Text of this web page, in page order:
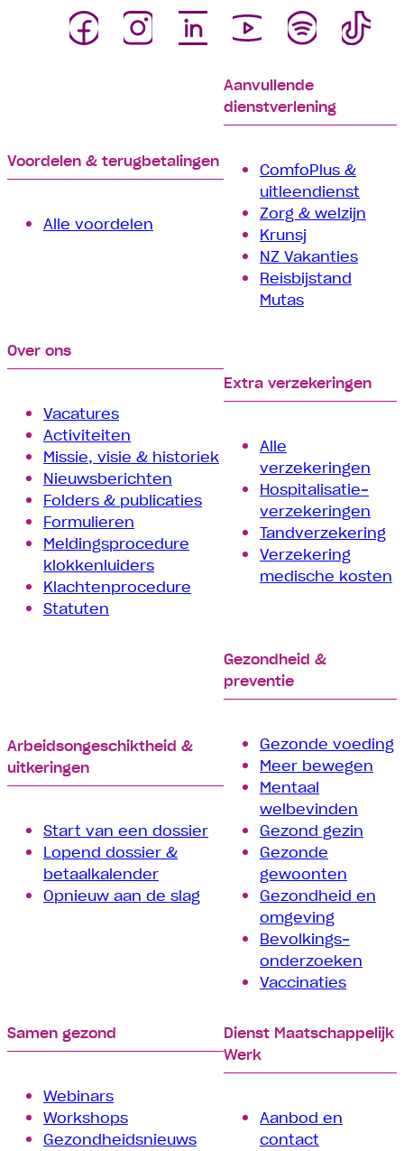
Voordelen & terugbetalingen
Alle voordelen
Aanvullende
dienstverlening
ComfoPlus &
uitleendienst
Zorg & welzijn
Krunsj
NZ Vakanties
Reisbijstand
Mutas
Over ons
Vacatures
Activiteiten
Missie, visie & historiek
Nieuwsberichten
Folders & publicaties
Formulieren
Meldingsprocedure
klokkenluiders
Klachtenprocedure
Statuten
Extra verzekeringen
Alle
verzekeringen
Hospitalisatie­
verzekeringen
Tand­verzekering
Verzekering
medische kosten
Arbeids­­ongeschiktheid &
uitkeringen
Start van een dossier
Lopend dossier &
betaalkalender
Opnieuw aan de slag
Gezondheid &
preventie
Gezonde voeding
Meer bewegen
Mentaal
welbevinden
Gezond gezin
Gezonde
gewoonten
Gezondheid en
omgeving
Bevolkings­
onderzoeken
Vaccinaties
Samen gezond
Webinars
Workshops
Gezondheidsnieuws
Dienst Maatschappelijk
Werk
Aanbod en
contact